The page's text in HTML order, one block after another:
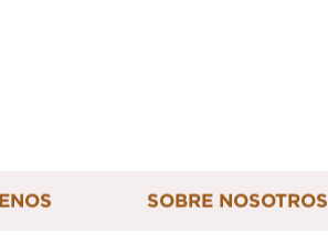
SOBRE NOSOTROS